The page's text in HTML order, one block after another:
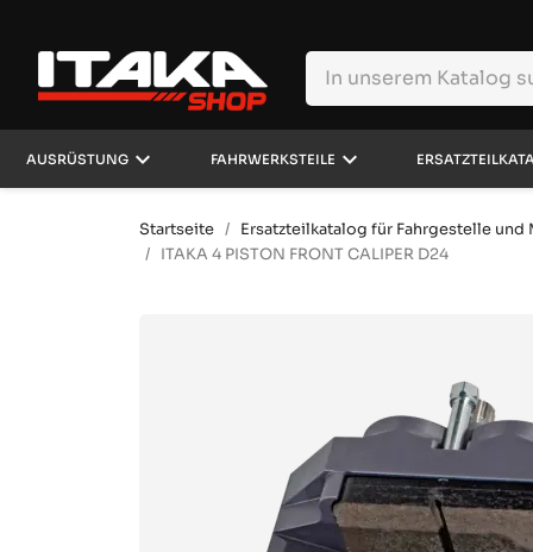
AUSRÜSTUNG keyboard_arrow_down FAHRWERKSTEILE keyboard_arrow_down
Startseite Ersatzteilkatalog für Fahrgestelle und
ITAKA 4 PISTON FRONT CALIPER D24